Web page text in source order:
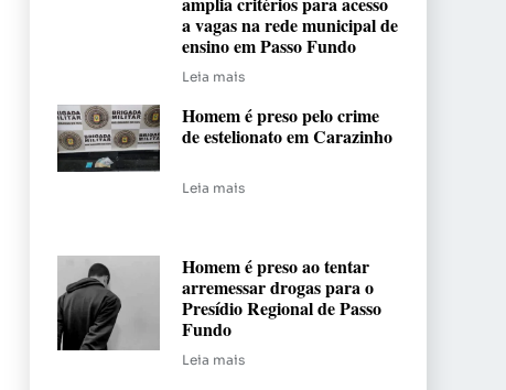
a vagas na rede municipal de
ensino em Passo Fundo
Leia mais
Homem é preso pelo crime
de estelionato em Carazinho
Leia mais
Homem é preso ao tentar
arremessar drogas para o
Presídio Regional de Passo
Fundo
Leia mais